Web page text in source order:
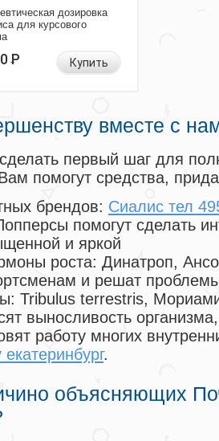
дозировка
для курсового
Р Купить
вместе с
первый шаг для
помогут средства,
брендов: Сиалис тел
помогут сделать
и яркой
роста: Динатроп,
и решат
Tribulus terrestris,
выносливость
работу многих
.
объясняющих